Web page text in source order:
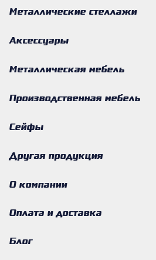
Металлические стеллажи
Аксессуары
Металлическая мебель
Производственная мебель
Сейфы
Другая продукция
О компании
Оплата и доставка
Блог